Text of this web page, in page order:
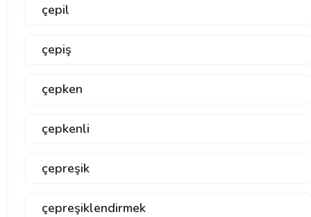
çepil
çepiş
çepken
çepkenli
çepreşik
çepreşiklendirmek